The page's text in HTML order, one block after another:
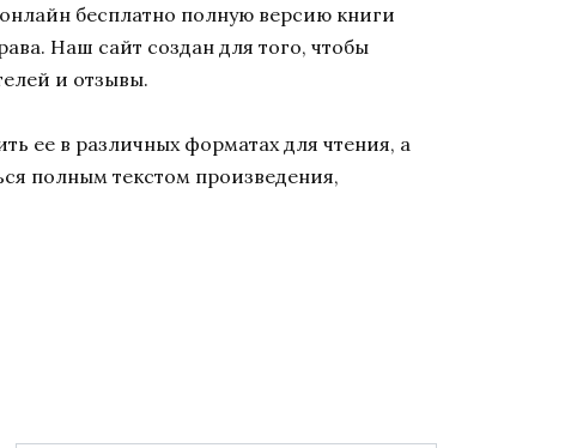
бесплатно полную версию книги
Наш сайт создан для того, чтобы
и отзывы.
ее в различных форматах для чтения, а
полным текстом произведения,